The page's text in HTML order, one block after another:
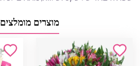
מוצרים מומלצים